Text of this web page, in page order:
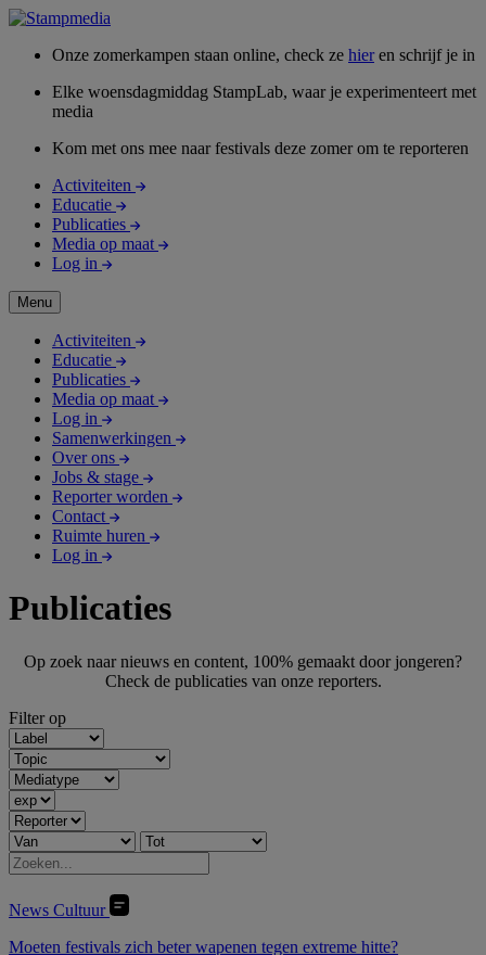
Onze zomerkampen staan online, check ze hieren schrijf je in
Elke woensdagmiddag StampLab, waar je experimenteert met
media
Kom met ons mee naar festivals deze zomer om te reporteren
Activiteiten
Educatie
Publicaties
Media op maat
Log in
Menu
Activiteiten
Educatie
Publicaties
Media op maat
Log in
Samenwerkingen
Over ons
Jobs & stage
Reporter worden
Contact
Ruimte huren
Log in
Publicaties
Op zoek naar nieuws en content, 100% gemaakt door jongeren?
Check de publicaties van onze reporters.
Filter op
News Cultuur
Moeten festivals zich beter wapenen tegen extreme hitte?